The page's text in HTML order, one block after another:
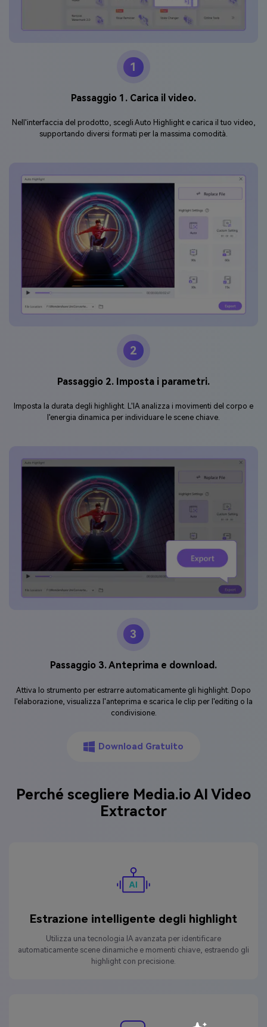
1
Passaggio 1. Carica il video.
Nell'interfaccia del prodotto, scegli Auto Highlight e carica il tuo video,
supportando diversi formati per la massima comodità.
2
Passaggio 2. Imposta i parametri.
Imposta la durata degli highlight. L'IA analizza i movimenti del corpo e
l'energia dinamica per individuare le scene chiave.
3
Passaggio 3. Anteprima e download.
Attiva lo strumento per estrarre automaticamente gli highlight. Dopo
l'elaborazione, visualizza l'anteprima e scarica le clip per l'editing o la
condivisione.
Download Gratuito
Perché scegliere Media.io AI Video
Extractor
Estrazione intelligente degli highlight
Utilizza una tecnologia IA avanzata per identificare
automaticamente scene dinamiche e momenti chiave, estraendo gli
highlight con precisione.